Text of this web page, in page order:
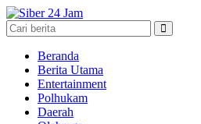
Beranda
Berita Utama
Entertainment
Polhukam
Daerah